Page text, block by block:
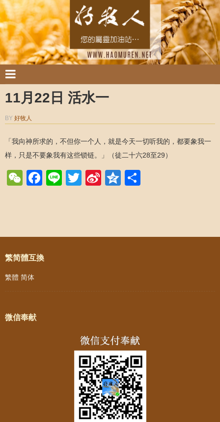
11月22日 活水一
BY 好牧人
「我向神所求的，不但你一个人，就是今天一切听我的，都要象我一
样，只是不要象我有这些锁链。」（徒二十六28至29）
WeChat
Facebook
LineTwitter
SinaQzone
Post navigation
繁简體互換
繁體 简体
微信奉献